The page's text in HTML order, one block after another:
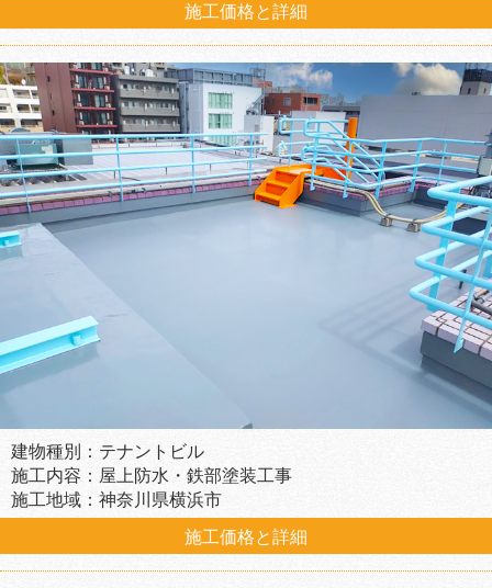
施工価格と詳細
建物種別：テナントビル
施工内容：屋上防水・鉄部塗装工事
施工地域：神奈川県横浜市
施工価格と詳細